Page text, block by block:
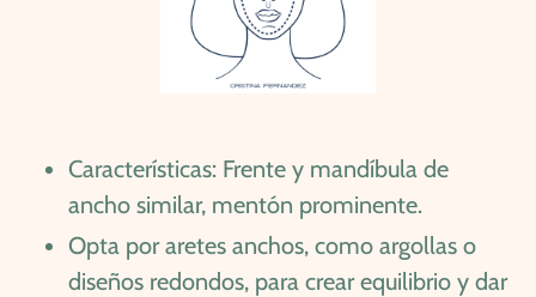
Características: Frente y mandíbula de
ancho similar, mentón prominente.
Opta por aretes anchos, como argollas o
diseños redondos, para crear equilibrio y dar